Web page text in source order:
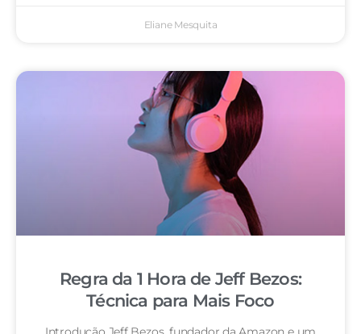
Eliane Mesquita
Regra da 1 Hora de Jeff Bezos:
Técnica para Mais Foco